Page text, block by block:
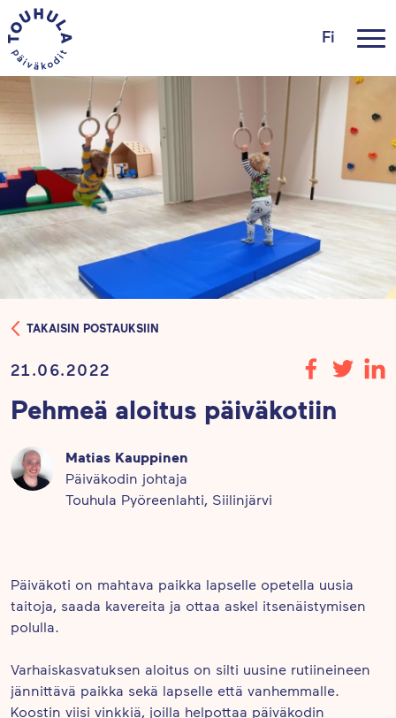
Fi
TAKAISIN POSTAUKSIIN
21.06.2022
Pehmeä aloitus päiväkotiin
Matias Kauppinen
Päiväkodin johtaja
Touhula Pyöreenlahti, Siilinjärvi
Päiväkoti on mahtava paikka lapselle opetella uusia
taitoja, saada kavereita ja ottaa askel itsenäistymisen
polulla.
Varhaiskasvatuksen aloitus on silti uusine rutiineineen
jännittävä paikka sekä lapselle että vanhemmalle.
Koostin viisi vinkkiä, joilla helpottaa päiväkodin